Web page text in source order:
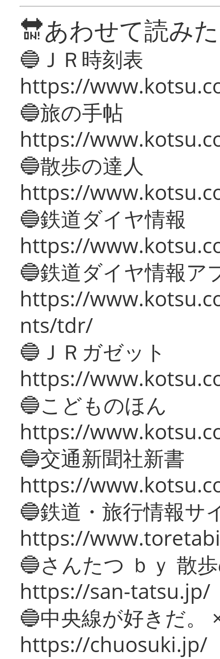
🔛あわせて読み
🔵ＪＲ時刻表
https://
🔵旅の手帖
https://
🔵散歩の達人
https://
🔵鉄道ダイヤ情報
https://
🔵鉄道ダイヤ情報ア
https://
nts/tdr/
🔵ＪＲガゼット
https://
🔵こどものほん
https://
🔵交通新聞社新書
https://
🔵鉄道・旅行情報サ
https://
🔵さんたつ ｂｙ 散
https://san-tatsu.jp/
🔵中央線が好きだ。
https://chuosuki.jp/